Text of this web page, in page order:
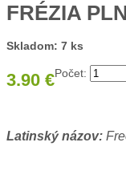
FRÉZIA
Skladom: 7 ks
3.90 €Počet:
Latinský názov: